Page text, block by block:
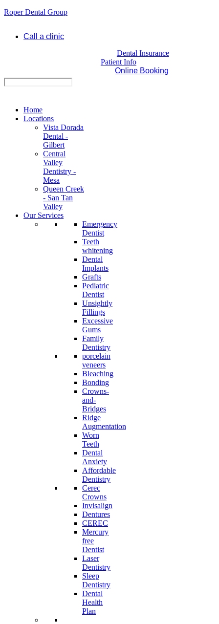
Roper Dental Group
Call a clinic
Dental Insurance
Patient Info
Online Booking
Home
Locations
Vista Dorada
Dental -
Gilbert
Central
Valley
Dentistry -
Mesa
Queen Creek
- San Tan
Valley
Our Services
Emergency
Dentist
Teeth
whitening
Dental
Implants
Grafts
Pediatric
Dentist
Unsightly
Fillings
Excessive
Gums
Family
Dentistry
porcelain
veneers
Bleaching
Bonding
Crowns-
and-
Bridges
Ridge
Augmentation
Worn
Teeth
Dental
Anxiety
Affordable
Dentistry
Cerec
Crowns
Invisalign
Dentures
CEREC
Mercury
free
Dentist
Laser
Dentistry
Sleep
Dentistry
Dental
Health
Plan